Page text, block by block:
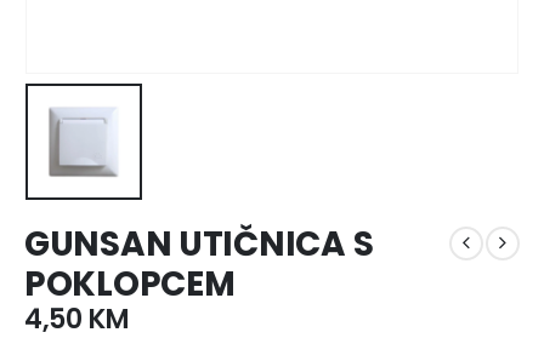
GUNSAN UTIČNICA S
POKLOPCEM
4,50 KM